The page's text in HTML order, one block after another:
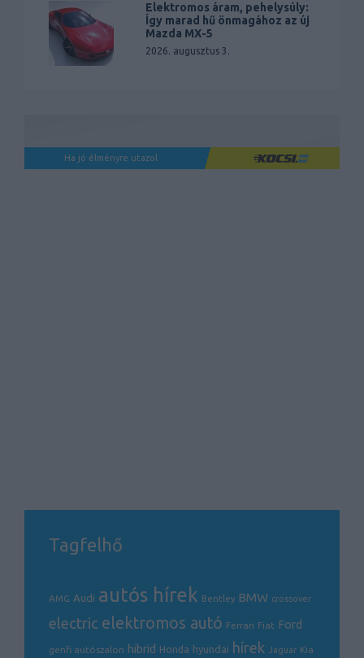
Elektromos áram, pehelysúly:
Így marad hű önmagához az új
Mazda MX-5
2026. augusztus 3.
Ha jó élményre utazol
Tagfelhő
AMG Audi autós hírek Bentley BMW crossover
electric elektromos autó Ferrari Fiat Ford
genfi autószalon hibrid Honda hyundai hírek Jaguar Kia